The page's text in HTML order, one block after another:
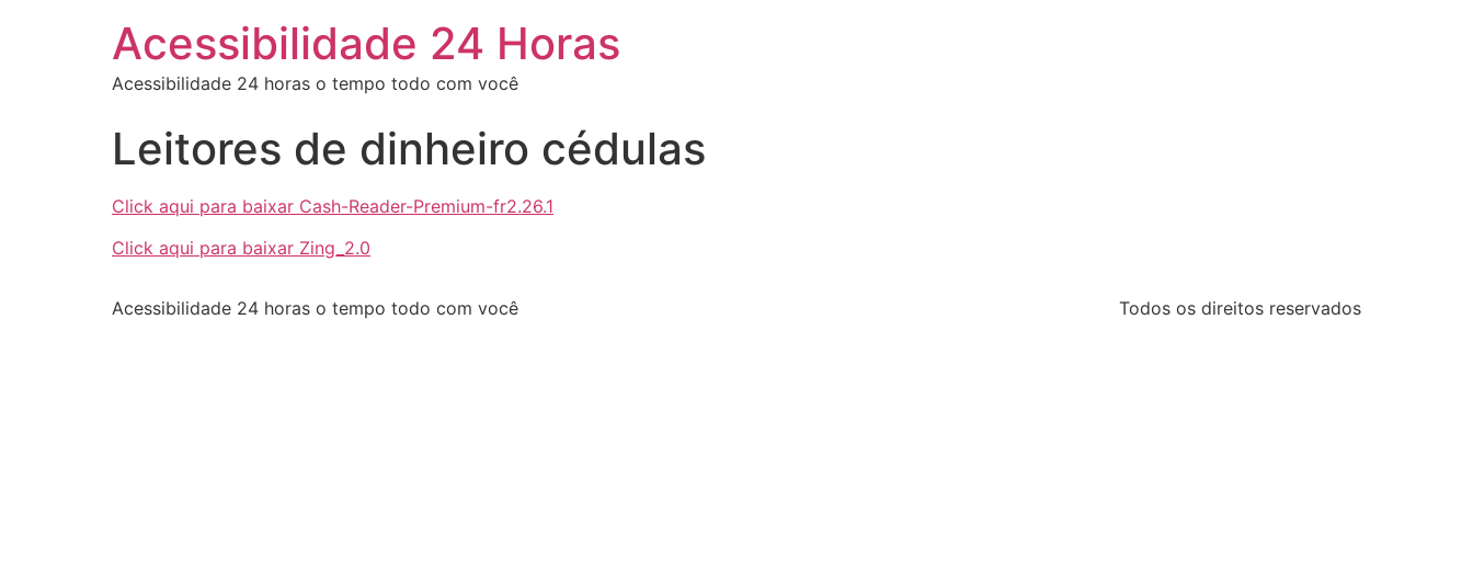
Acessibilidade 24 Horas
Acessibilidade 24 horas o tempo todo com você
Leitores de dinheiro cédulas
Click aqui para baixar Cash-Reader-Premium-fr2.26.1
Click aqui para baixar Zing_2.0
Acessibilidade 24 horas o tempo todo com você Todos os direitos reservados